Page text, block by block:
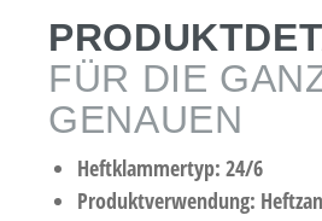
FÜR DIE
GENAUEN
Heftklammertyp: 24/6
Produktverwendung: